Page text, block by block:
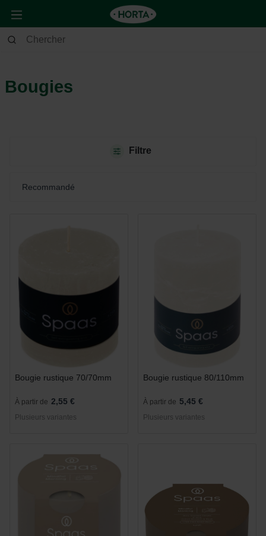
Maison & Déco
Bougies
Filtre
Bougie rustique 70/70mm
À partir de 2,55 €
Plusieurs variantes
Bougie rustique 80/110mm
À partir de 5,45 €
Plusieurs variantes